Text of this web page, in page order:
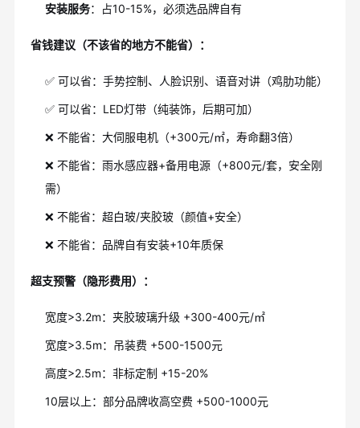
安装服务：占10-15%，必须选品牌自有
省钱建议（不该省的地方不能省）：
✅ 可以省：手势控制、人脸识别、语音对讲（鸡肋功能）
✅ 可以省：LED灯带（纯装饰，后期可加）
❌ 不能省：大伺服电机（+300元/㎡，寿命翻3倍）
❌ 不能省：雨水感应器+备用电源（+800元/套，安全刚
需）
❌ 不能省：超白玻/夹胶玻（颜值+安全）
❌ 不能省：品牌自有安装+10年质保
超支预警（隐形费用）：
宽度>3.2m：夹胶玻璃升级 +300-400元/㎡
宽度>3.5m：吊装费 +500-1500元
高度>2.5m：非标定制 +15-20%
10层以上：部分品牌收高空费 +500-1000元